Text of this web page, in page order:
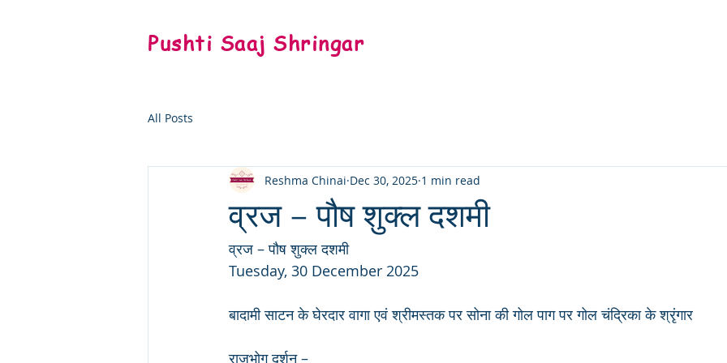
Pushti Saaj Shringar
All Posts
व्रज – पौष शुक्ल दशमी
Reshma Chinai Dec 30, 2025 1 min read
व्रज – पौष शुक्ल दशमी
Tuesday, 30 December 2025
बादामी साटन के घेरदार वागा एवं श्रीमस्तक पर सोना की गोल पाग पर गोल चंद्रिका के श्रृंगार
राजभोग दर्शन –